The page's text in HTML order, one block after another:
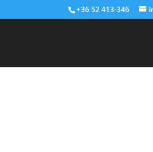
Warning: Constant
+36 52 413-346